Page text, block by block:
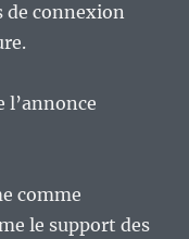
de connexion
l’annonce
comme
le support des